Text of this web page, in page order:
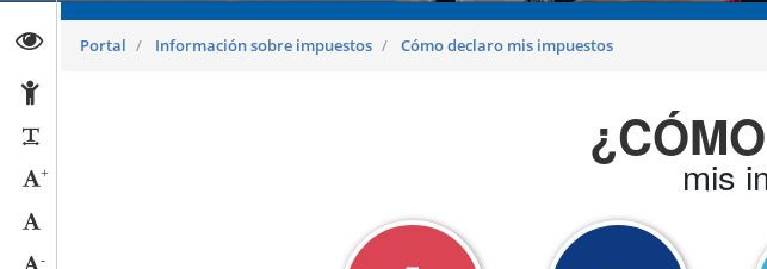
Abrir página de Transparencia
Abrir página de Accesibilidad
Reducir párrafos
+
-Reducir tamaño caracteres
Portal Información sobre impuestos Cómo declaro mis impuestos
mis